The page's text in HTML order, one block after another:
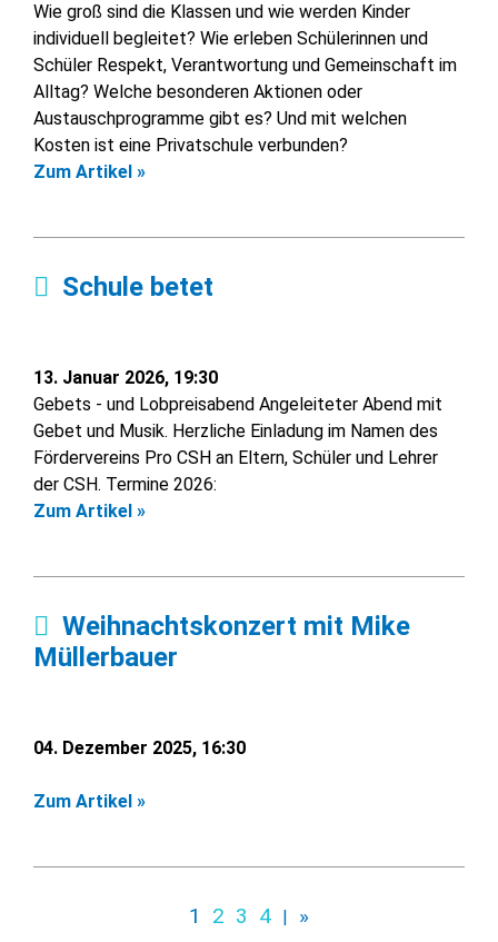
Wie groß sind die Klassen und wie werden Kinder
individuell begleitet? Wie erleben Schülerinnen und
Schüler Respekt, Verantwortung und Gemeinschaft im
Alltag? Welche besonderen Aktionen oder
Austauschprogramme gibt es? Und mit welchen
Kosten ist eine Privatschule verbunden?
Zum Artikel »
Schule betet
13. Januar 2026, 19:30
Gebets - und Lobpreisabend Angeleiteter Abend mit
Gebet und Musik. Herzliche Einladung im Namen des
Fördervereins Pro CSH an Eltern, Schüler und Lehrer
der CSH. Termine 2026:
Zum Artikel »
Weihnachtskonzert mit Mike
Müllerbauer
04. Dezember 2025, 16:30
Zum Artikel »
1 2 3 4